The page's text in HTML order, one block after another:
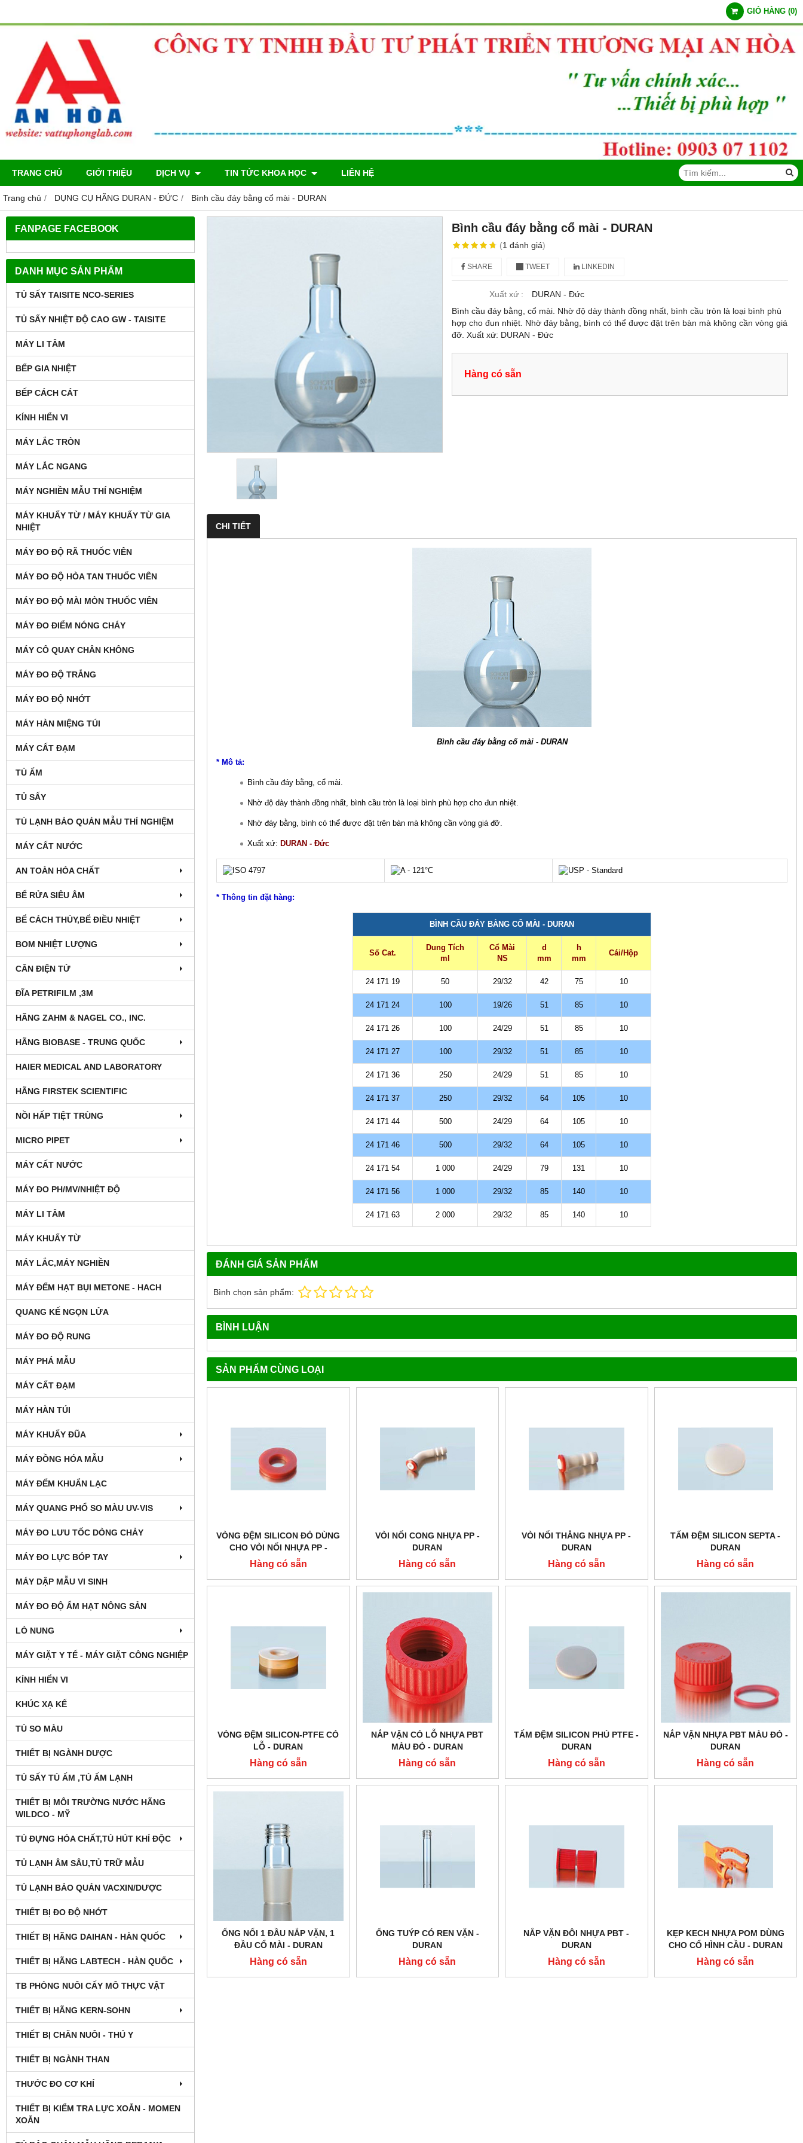
GIỎ HÀNG (0)
TRANG CHỦ GIỚI THIỆU DỊCH VỤ TIN TỨC KHOA HỌC LIÊN HỆ
Trang chủ DỤNG CỤ HÃNG DURAN - ĐỨC Bình cầu đáy bằng cổ mài - DURAN
FANPAGE FACEBOOK
DANH MỤC SẢN PHẨM
TỦ SẤY TAISITE NCO-SERIES
TỦ SẤY NHIỆT ĐỘ CAO GW - TAISITE
MÁY LI TÂM
BẾP GIA NHIỆT
BẾP CÁCH CÁT
KÍNH HIỂN VI
MÁY LẮC TRÒN
MÁY LẮC NGANG
MÁY NGHIỀN MẪU THÍ NGHIỆM
MÁY KHUẤY TỪ / MÁY KHUẤY TỪ GIA
NHIỆT
MÁY ĐO ĐỘ RÃ THUỐC VIÊN
MÁY ĐO ĐỘ HÒA TAN THUỐC VIÊN
MÁY ĐO ĐỘ MÀI MÒN THUỐC VIÊN
MÁY ĐO ĐIỂM NÓNG CHÁY
MÁY CÔ QUAY CHÂN KHÔNG
MÁY ĐO ĐỘ TRẮNG
MÁY ĐO ĐỘ NHỚT
MÁY HÀN MIỆNG TÚI
MÁY CẤT ĐẠM
TỦ ẤM
TỦ SẤY
TỦ LẠNH BẢO QUẢN MẪU THÍ NGHIỆM
MÁY CẤT NƯỚC
AN TOÀN HÓA CHẤT
BỂ RỬA SIÊU ÂM
BỂ CÁCH THỦY,BỂ ĐIỀU NHIỆT
BOM NHIỆT LƯỢNG
CÂN ĐIỆN TỬ
ĐĨA PETRIFILM ,3M
HÃNG ZAHM & NAGEL CO., INC.
HÃNG BIOBASE - TRUNG QUỐC
HAIER MEDICAL AND LABORATORY
HÃNG FIRSTEK SCIENTIFIC
NỒI HẤP TIỆT TRÙNG
MICRO PIPET
MÁY CẤT NƯỚC
MÁY ĐO PH/MV/NHIỆT ĐỘ
MÁY LI TÂM
MÁY KHUẤY TỪ
MÁY LẮC,MÁY NGHIỀN
MÁY ĐẾM HẠT BỤI METONE - HACH
QUANG KẾ NGỌN LỬA
MÁY ĐO ĐỘ RUNG
MÁY PHÁ MẪU
MÁY CẤT ĐẠM
MÁY HÀN TÚI
MÁY KHUẤY ĐŨA
MÁY ĐỒNG HÓA MẪU
MÁY ĐẾM KHUẨN LẠC
MÁY QUANG PHỔ SO MÀU UV-VIS
MÁY ĐO LƯU TỐC DÒNG CHẢY
MÁY ĐO LỰC BÓP TAY
MÁY DẬP MẪU VI SINH
MÁY ĐO ĐỘ ẨM HẠT NÔNG SẢN
LÒ NUNG
MÁY GIẶT Y TẾ - MÁY GIẶT CÔNG NGHIỆP
KÍNH HIỂN VI
KHÚC XẠ KẾ
TỦ SO MÀU
THIẾT BỊ NGÀNH DƯỢC
TỦ SẤY TỦ ẤM ,TỦ ẤM LẠNH
THIẾT BỊ MÔI TRƯỜNG NƯỚC HÃNG
WILDCO - MỸ
TỦ ĐỰNG HÓA CHẤT,TỦ HÚT KHÍ ĐỘC
TỦ LẠNH ÂM SÂU,TỦ TRỮ MẪU
TỦ LẠNH BẢO QUẢN VACXIN/DƯỢC
THIẾT BỊ ĐO ĐỘ NHỚT
THIẾT BỊ HÃNG DAIHAN - HÀN QUỐC
THIẾT BỊ HÃNG LABTECH - HÀN QUỐC
TB PHÒNG NUÔI CẤY MÔ THỰC VẬT
THIẾT BỊ HÃNG KERN-SOHN
THIẾT BỊ CHĂN NUÔI - THÚ Y
THIẾT BỊ NGÀNH THAN
THƯỚC ĐO CƠ KHÍ
THIẾT BỊ KIỂM TRA LỰC XOẮN - MOMEN
XOẮN
Bình cầu đáy bằng cổ mài - DURAN
(1đánh giá)
SHARE TWEET LINKEDIN
Xuất xứ :
DURAN - Đức
Bình cầu đáy bằng, cổ mài. Nhờ độ dày thành đồng nhất, bình cầu tròn là loại bình phù
hợp cho đun nhiệt. Nhờ đáy bằng, bình có thể được đặt trên bàn mà không cần vòng giá
đỡ. Xuất xứ: DURAN - Đức
Hàng có sẵn
CHI TIẾT
Bình cầu đáy bằng cổ mài - DURAN
* Mô tả:
Bình cầu đáy bằng, cổ mài.
Nhờ độ dày thành đồng nhất, bình cầu tròn là loại bình phù hợp cho đun nhiệt.
Nhờ đáy bằng, bình có thể được đặt trên bàn mà không cần vòng giá đỡ.
Xuất xứ: DURAN - Đức
* Thông tin đặt hàng:
BÌNH CẦU ĐÁY BẰNG CỔ MÀI - DURAN
Số Cat.
Dung Tích
ml
Cổ Mài
NS
d
mm
h
mm
Cái/Hộp
24 171 19 50 29/32 42 75 10
24 171 24 100 19/26 51 85 10
24 171 26 100 24/29 51 85 10
24 171 27 100 29/32 51 85 10
24 171 36 250 24/29 51 85 10
24 171 37 250 29/32 64 105 10
24 171 44 500 24/29 64 105 10
24 171 46 500 29/32 64 105 10
24 171 54 1 000 24/29 79 131 10
24 171 56 1 000 29/32 85 140 10
24 171 63 2 000 29/32 85 140 10
ĐÁNH GIÁ SẢN PHẨM
Bình chọn sản phẩm:
BÌNH LUẬN
SẢN PHẨM CÙNG LOẠI
VÒNG ĐỆM SILICON ĐỎ DÙNG
CHO VÒI NỐI NHỰA PP -
DURAN
Hàng có sẵn
VÒI NỐI CONG NHỰA PP -
DURAN
Hàng có sẵn
VÒI NỐI THẲNG NHỰA PP -
DURAN
Hàng có sẵn
TẤM ĐỆM SILICON SEPTA -
DURAN
Hàng có sẵn
VÒNG ĐỆM SILICON-PTFE CÓ
LỖ - DURAN
Hàng có sẵn
NẮP VẶN CÓ LỖ NHỰA PBT
MÀU ĐỎ - DURAN
Hàng có sẵn
TẤM ĐỆM SILICON PHỦ PTFE -
DURAN
Hàng có sẵn
NẮP VẶN NHỰA PBT MÀU ĐỎ -
DURAN
Hàng có sẵn
ỐNG NỐI 1 ĐẦU NẮP VẶN, 1
ĐẦU CỔ MÀI - DURAN
Hàng có sẵn
ỐNG TUÝP CÓ REN VẶN -
DURAN
Hàng có sẵn
NẮP VẶN ĐÔI NHỰA PBT -
DURAN
Hàng có sẵn
KẸP KECH NHỰA POM DÙNG
CHO CỔ HÌNH CẦU - DURAN
Hàng có sẵn